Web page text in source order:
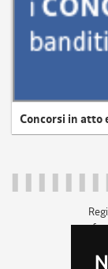
Concorsi in atto
c.f.